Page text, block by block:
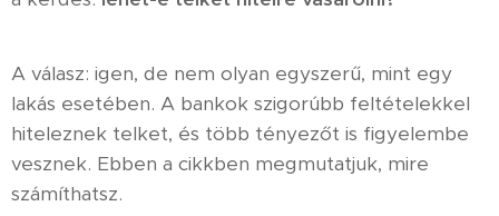
A válasz: igen, de nem olyan egyszerű, mint egy
lakás esetében. A bankok szigorúbb feltételekkel
hiteleznek telket, és több tényezőt is figyelembe
vesznek. Ebben a cikkben megmutatjuk, mire
számíthatsz.